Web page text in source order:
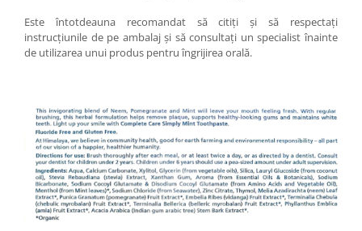
Este întotdeauna recomandat să citiți și să respectați
instrucțiunile de pe ambalaj și să consultați un specialist înainte
de utilizarea unui produs pentru îngrijirea orală.